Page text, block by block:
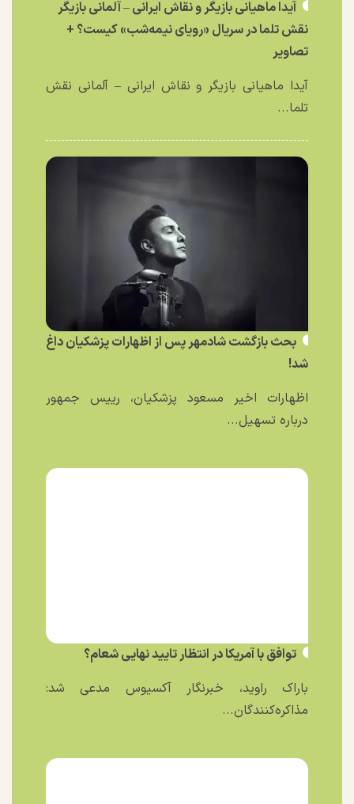
آیدا ماهیانی بازیگر و نقاش ایرانی – آلمانی بازیگر
نقش تلما در سریال «رویای نیمه‌شب» کیست؟ +
تصاویر
آیدا ماهیانی بازیگر و نقاش ایرانی – آلمانی نقش
تلما...
بحث بازگشت شادمهر پس از اظهارات پزشکیان داغ
شد!
اظهارات اخیر مسعود پزشکیان، رییس جمهور
درباره تسهیل...
توافق با آمریکا در انتظار تایید نهایی شعام؟
باراک راوید، خبرنگار آکسیوس مدعی شد:
مذاکره‌کنندگان...